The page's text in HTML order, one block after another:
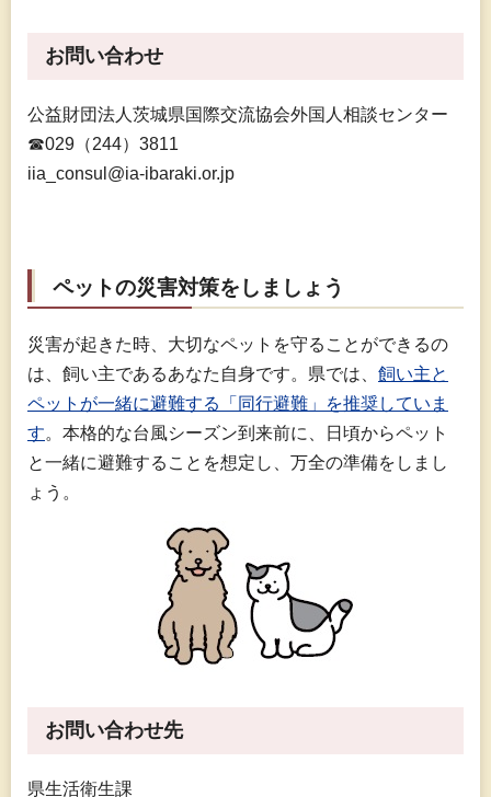
お問い合わせ
公益財団法人茨城県国際交流協会外国人相談センター
☎029（244）3811
iia_consul@ia-ibaraki.or.jp
ペットの災害対策をしましょう
災害が起きた時、大切なペットを守ることができるの
は、飼い主であるあなた自身です。県では、 飼い主と
ペットが一緒に避難する「同行避難」を推奨していま
す。本格的な台風シーズン到来前に、日頃からペット
と一緒に避難することを想定し、万全の準備をしまし
ょう。
お問い合わせ先
県生活衛生課